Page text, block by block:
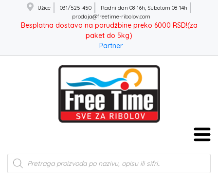
Užice 031/525-450
Radni dan 08-16h, Subotom 08-14h
prodaja@freetime-ribolov.com
Besplatna dostava na porudžbine preko 6000 RSD!(za
paket do 5kg)
Partner
Products
search